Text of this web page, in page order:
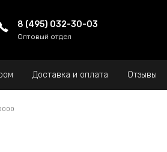
8 (495) 032-30-03
Оптовый отдел
Доставка и оплата Отзывы